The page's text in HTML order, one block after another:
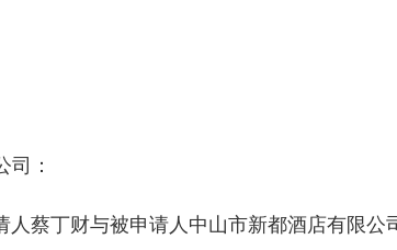
司：
蔡丁财与被申请人中山市新都酒店有限公